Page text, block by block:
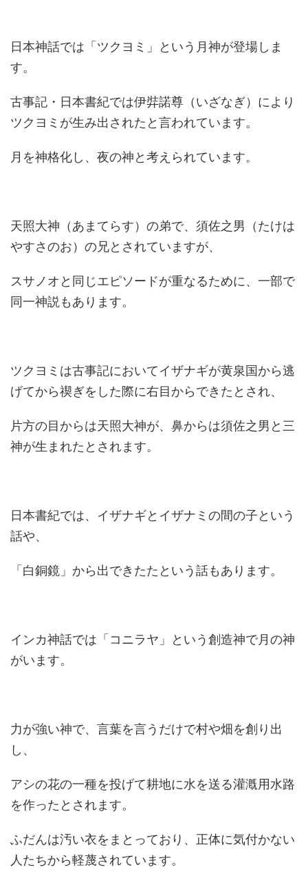
日本神話では「ツクヨミ」という月神が登場しま
す。
古事記・日本書紀では伊弉諾尊（いざなぎ）により
ツクヨミが生み出されたと言われています。
月を神格化し、夜の神と考えられています。
天照大神（あまてらす）の弟で、須佐之男（たけは
やすさのお）の兄とされていますが、
スサノオと同じエピソードが重なるために、一部で
同一神説もあります。
ツクヨミは古事記においてイザナギが黄泉国から逃
げてから禊ぎをした際に右目からできたとされ、
片方の目からは天照大神が、鼻からは須佐之男と三
神が生まれたとされます。
日本書紀では、イザナギとイザナミの間の子という
話や、
「白銅鏡」から出できたたという話もあります。
インカ神話では「コニラヤ」という創造神で月の神
がいます。
力が強い神で、言葉を言うだけで村や畑を創り出
し、
アシの花の一種を投げて耕地に水を送る灌漑用水路
を作ったとされます。
ふだんは汚い衣をまとっており、正体に気付かない
人たちから軽蔑されています。